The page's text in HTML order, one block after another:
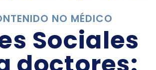
NO MÉDICO
Sociales